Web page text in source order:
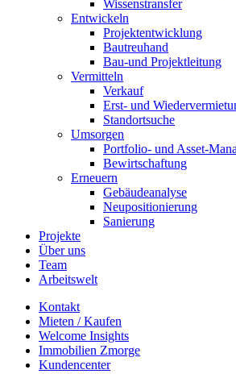
Wissenstransfer
Entwickeln
Projektentwicklung
Bautreuhand
Bau-und Projektleitung
Vermitteln
Verkauf
Erst- und
Standortsuche
Umsorgen
Portfolio- und Asset-
Bewirtschaftung
Erneuern
Gebäudeanalyse
Neupositionierung
Sanierung
Projekte
Über uns
Team
Arbeitswelt
Kontakt
Mieten / Kaufen
Welcome Insights
Immobilien Zmorge
Kundencenter